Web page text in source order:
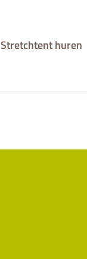
Stretchtent huren